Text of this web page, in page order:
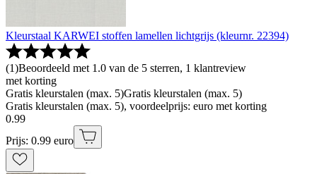
Kleurstaal KARWEI stoffen lamellen lichtgrijs (kleurnr. 22394)
(1)Beoordeeld met 1.0 van de 5 sterren, 1 klantreview
met korting
Gratis kleurstalen (max. 5)Gratis kleurstalen (max. 5)
Gratis kleurstalen (max. 5), voordeelprijs: euro met korting
0.99
Prijs: 0.99 euro